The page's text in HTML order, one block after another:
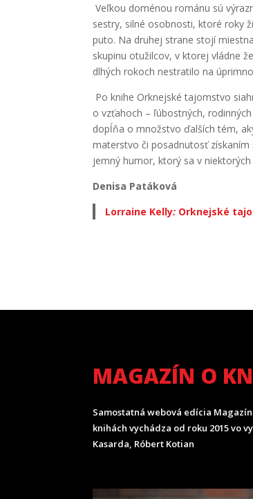
Veľkou doménou románu sú
sestry, silné osobnosti, ktoré roky
puto. Na druhej strane stojí
skupinu otužilcov, v ktorej vládne
dlhých rokoch nestratilo na
Po knihe Orknejské tajomstvo
o vzťahoch – ľúbostných,
dopĺňa o množstvo ďalších tém,
materstvo či posadnutosť
jemný humor, ktorý sa v
Denisa Patáková
Lorraine Kelly: Orknejské
MAGAZÍN O
Samostatná webová edícia
knihách vychádza od roku 2015 vo
Kasarda, Róbert Kotian